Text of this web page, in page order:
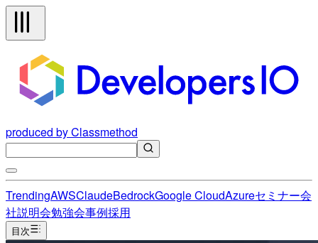
produced by Classmethod
TrendingAWSClaudeBedrockGoogle CloudAzureセミナー会
社説明会勉強会事例採用
目次